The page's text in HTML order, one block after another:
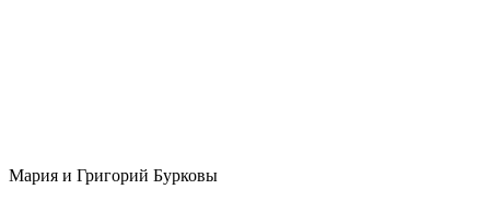
Мария и Григорий Бурковы